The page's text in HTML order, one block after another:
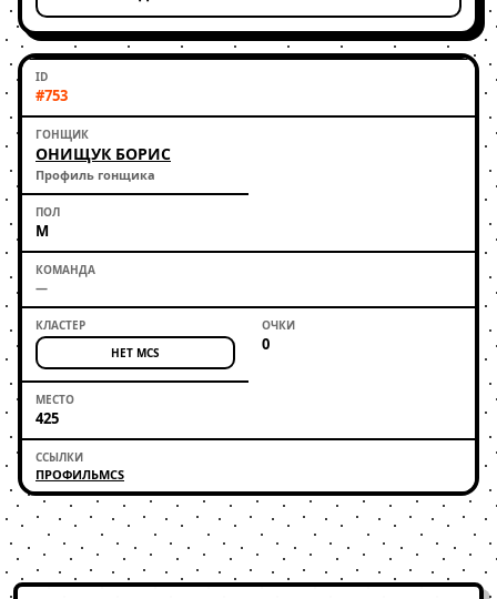
#753
ОНИЩУК БОРИС
Профиль гонщика
М
—
НЕТ MCS 0
425
ПРОФИЛЬMCS